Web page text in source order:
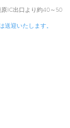
IC出口より約40～50
迎いたします。